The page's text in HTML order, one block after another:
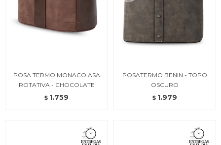
POSA TERMO MONACO ASA
ROTATIVA - CHOCOLATE
$ 1.759
POSATERMO BENIN - TOPO
OSCURO
$ 1.979